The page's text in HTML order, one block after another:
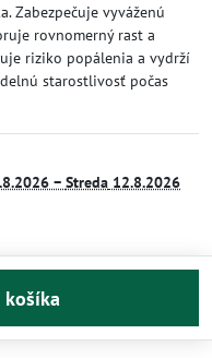
Zabezpečuje vyváženú
rovnomerný rast a
riziko popálenia a vydrží
starostlivosť počas
− Streda 12.8.2026
košíka